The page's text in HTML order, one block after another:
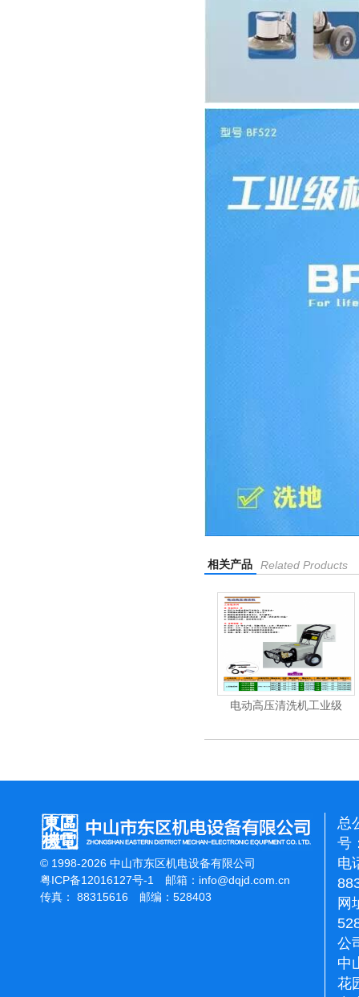
相关产品 Related Products
电动高压清洗机工业级
© 1998-2026 中山市东区机电设备有限公司
粤ICP备12016127号-1
邮箱： info@dqjd.com.cn
传真： 88315616 邮编：528403
总
号
电
网
公
中
花